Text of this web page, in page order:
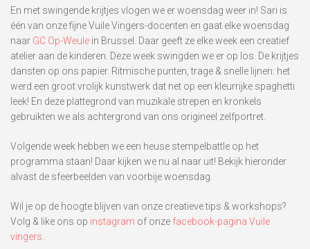
En met swingende krijtjes vlogen we er woensdag weer in! Sari is
één van onze fijne Vuile Vingers-docenten en gaat elke woensdag
naar GC Op-Weule in Brussel. Daar geeft ze elke week een creatief
atelier aan de kinderen. Deze week swingden we er op los. De krijtjes
dansten op ons papier. Ritmische punten, trage & snelle lijnen: het
werd een groot vrolijk kunstwerk dat net op een kleurrijke spaghetti
leek! En deze plattegrond van muzikale strepen en kronkels
gebruikten we als achtergrond van ons origineel zelfportret.
Volgende week hebben we een heuse stempelbattle op het
programma staan! Daar kijken we nu al naar uit! Bekijk hieronder
alvast de sfeerbeelden van voorbije woensdag.
Wil je op de hoogte blijven van onze creatieve tips & workshops?
Volg & like ons op instagram of onze facebook-pagina Vuile
vingers.